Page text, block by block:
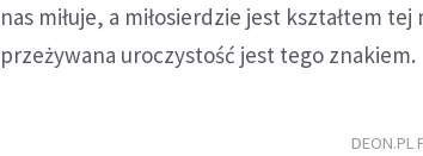
nas miłuje, a miłosierdzie jest kształtem
przeżywana uroczystość jest tego znakiem.
DEON.PL